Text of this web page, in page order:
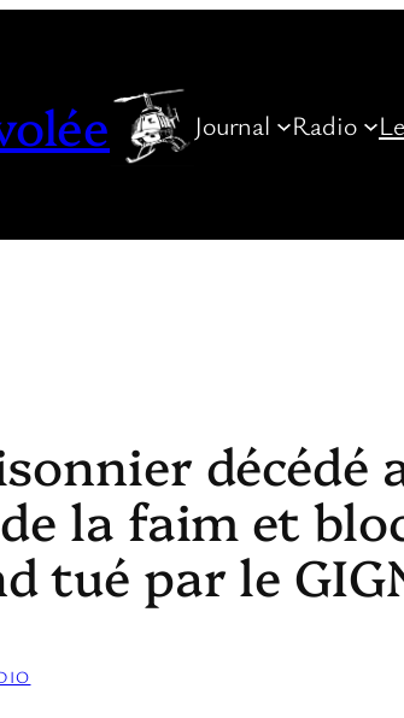
Journal Radio
décédé
la faim et
tué par le